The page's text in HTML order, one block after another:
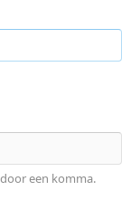
een komma.